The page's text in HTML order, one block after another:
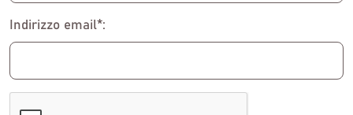
Indirizzo email*: